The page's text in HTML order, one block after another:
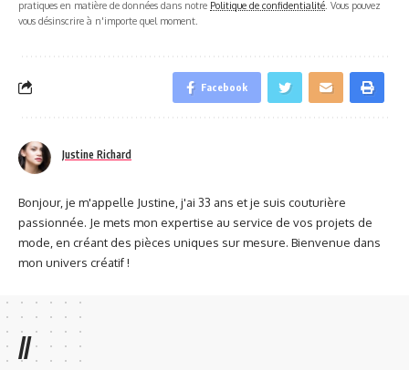
pratiques en matière de données dans notre Politique de confidentialité . Vous pouvez
vous désinscrire à n'importe quel moment.
Facebook
Justine Richard
Bonjour, je m'appelle Justine, j'ai 33 ans et je suis couturière
passionnée. Je mets mon expertise au service de vos projets de
mode, en créant des pièces uniques sur mesure. Bienvenue dans
mon univers créatif !
//